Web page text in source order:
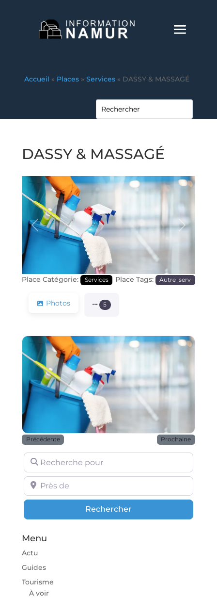
Accueil » Places » Services » DASSY & MASSAGÉ
DASSY & MASSAGÉ
Précédente Prochaine
Place Catégorie: Services Place Tags: Autre_serv
Photos 5
Précédente Prochaine
Recherche pour
Près de
RechercherRechercher
Menu
Actu
Guides
Tourisme
À voir